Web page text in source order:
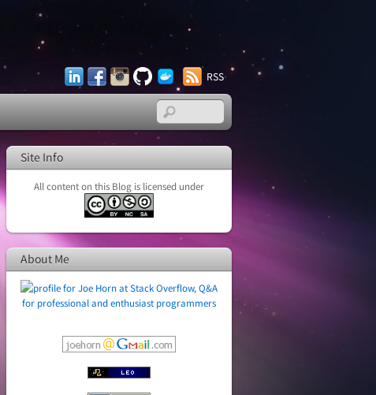
LinkedInFacebookInstagram
GitHub Docker
Hub
RSS
Site Info
All content on this Blog is licensed under
About Me